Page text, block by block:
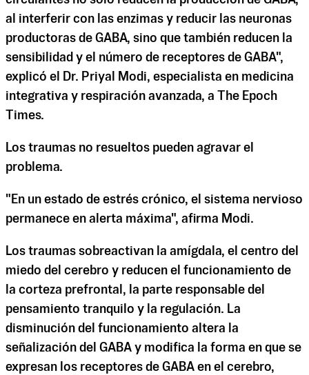
al interferir con las enzimas y reducir las neuronas
productoras de GABA, sino que también reducen la
sensibilidad y el número de receptores de GABA",
explicó el Dr. Priyal Modi, especialista en medicina
integrativa y respiración avanzada, a The Epoch
Times.
Los traumas no resueltos pueden agravar el
problema.
"En un estado de estrés crónico, el sistema nervioso
permanece en alerta máxima", afirma Modi.
Los traumas sobreactivan la amígdala, el centro del
miedo del cerebro y reducen el funcionamiento de
la corteza prefrontal, la parte responsable del
pensamiento tranquilo y la regulación. La
disminución del funcionamiento altera la
señalización del GABA y modifica la forma en que se
expresan los receptores de GABA en el cerebro,